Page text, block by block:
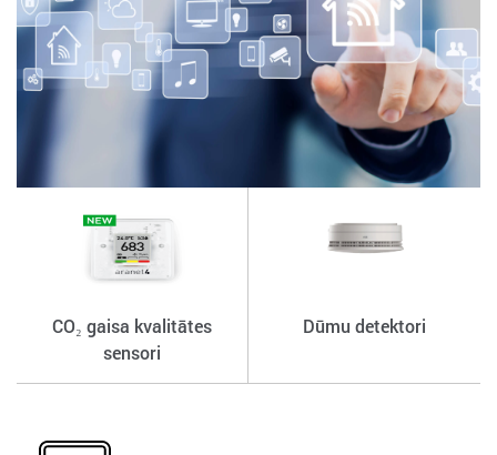
CO₂ gaisa kvalitātes
sensori
Dūmu detektori